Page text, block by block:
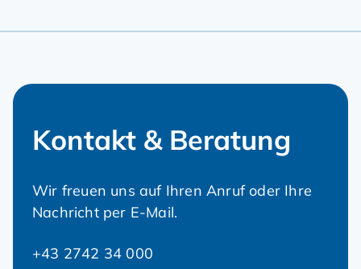
Kontakt & Beratung
Wir freuen uns auf Ihren Anruf oder Ihre
Nachricht per E-Mail.
+43 2742 34 000